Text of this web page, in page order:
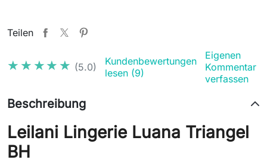
Teilen
★★★★★
★★★★★ (5.0)
Kundenbewertungen
lesen (9)
Eigenen
Kommentar
verfassen
Beschreibung
Leilani Lingerie Luana Triangel
BH